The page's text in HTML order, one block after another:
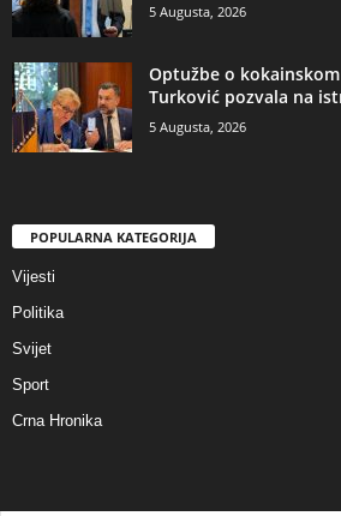
5 Augusta, 2026
​Optužbe o
Turković pozvala na
5 Augusta, 2026
POPULARNA KATEGORIJA
Vijesti
Politika
Svijet
Sport
Crna Hronika